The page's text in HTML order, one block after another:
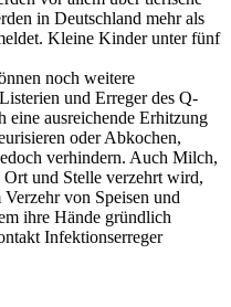
in Deutschland mehr als
Kleine Kinder unter fünf
noch weitere
und Erreger des Q-
eine ausreichende Erhitzung
oder Abkochen,
verhindern. Auch Milch,
und Stelle verzehrt wird,
von Speisen und
ihre Hände gründlich
Infektionserreger